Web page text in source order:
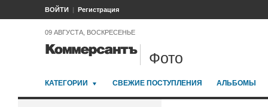
ВОЙТИ Регистрация
09 АВГУСТА, ВОСКРЕСЕНЬЕ
Фото
КАТЕГОРИИ СВЕЖИЕ ПОСТУПЛЕНИЯ АЛЬБОМЫ